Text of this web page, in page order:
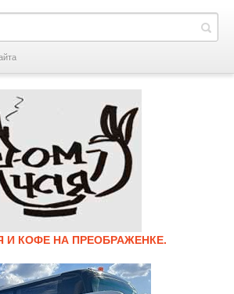
И КОФЕ НА ПРЕОБРАЖЕНКЕ.